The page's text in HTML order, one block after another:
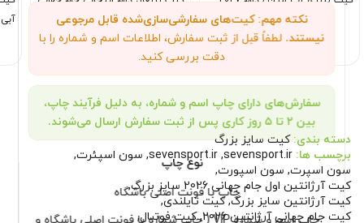
نکته مهم: کیت‌های سفارشی‌سازی‌شده قابل مرجوعی
نیستند. لطفاً قبل از ثبت سفارش، اطلاعات اسم و شماره را با
دقت بررسی کنید.
سفارش‌های دارای چاپ اسم و شماره، به دلیل فرآیند چاپ،
بین ۲ تا ۵ روز کاری پس از ثبت سفارش ارسال می‌شوند.
نوع چاپ
چاپ با فونت اصلی باشگاه
تومان
2026
دسته بندی:کیت سایز بزرگ
برچسب ها: sevensport.ir
,
sevensport.ir
, سون اسپئرت,
سون اسپرت, سون اسپورت,
کیت آرژانتین اول جام جهانی 2026 سایز بزرگ
,
کیت آرژانتین سایز بزرگ,کیت تایلندی,
کیت جام جهانی آرژانتین 2026
,کیت فوتبال,